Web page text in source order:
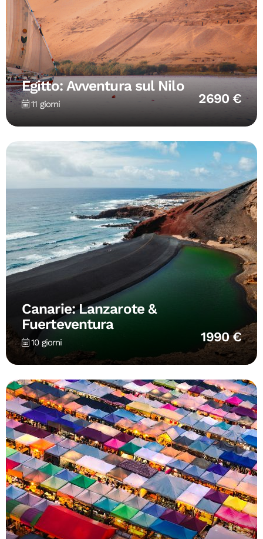
Egitto: Avventura sul Nilo
11 giorni 2690 €
Canarie: Lanzarote &
Fuerteventura
10 giorni 1990 €